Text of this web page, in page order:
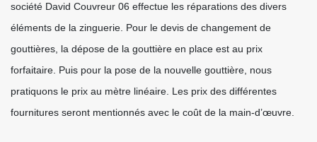
société David Couvreur 06 effectue les réparations des divers
éléments de la zinguerie. Pour le devis de changement de
gouttières, la dépose de la gouttière en place est au prix
forfaitaire. Puis pour la pose de la nouvelle gouttière, nous
pratiquons le prix au mètre linéaire. Les prix des différentes
fournitures seront mentionnés avec le coût de la main-d’œuvre.